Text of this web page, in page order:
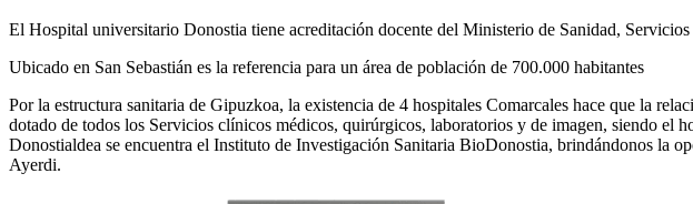
El Hospital universitario Donostia tiene acreditación docente del Ministerio de Sanidad, Servicios
Ubicado en San Sebastián es la referencia para un área de población de 700.000 habitantes
Por la estructura sanitaria de Gipuzkoa, la existencia de 4 hospitales Comarcales hace que la
dotado de todos los Servicios clínicos médicos, quirúrgicos, laboratorios y de imagen, siendo
Donostialdea se encuentra el Instituto de Investigación Sanitaria BioDonostia, brindándonos la
Ayerdi.